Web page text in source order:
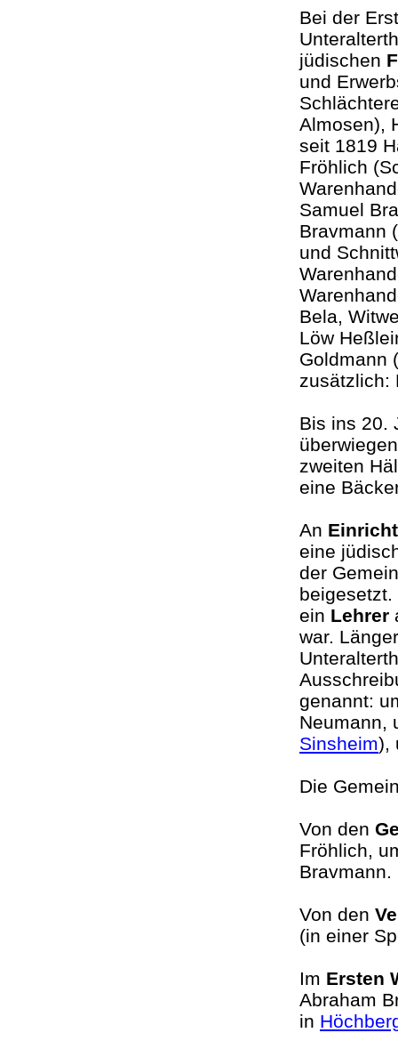
Bei der
jüdischen
und
Almosen),
seit 1819
Fröhlich
Samuel
Bravmann
und
Bela,
Löw
Goldmann
Bis ins 20.
zweiten
eine
An
eine
der
beigesetzt.
ein Lehrer
war.
genannt:
Neumann,
Sinsheim),
Die
Von den
Fröhlich,
Bravmann.
Von den
(in einer
Im Ersten
Abraham
in